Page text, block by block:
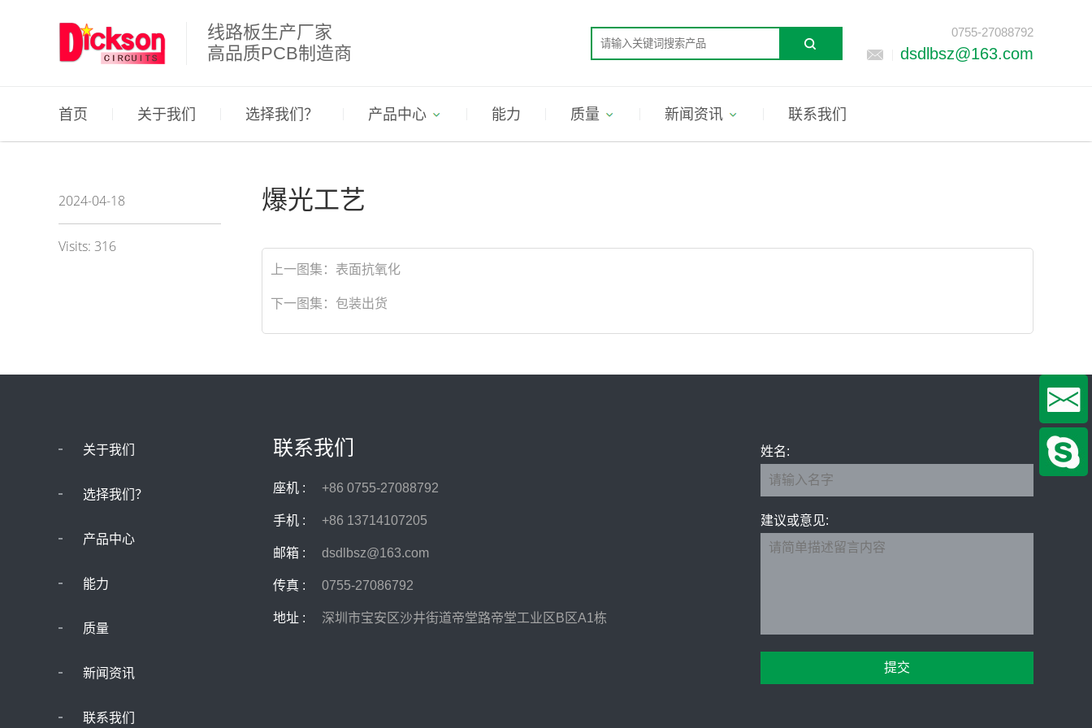
线路板生产厂家
高品质PCB制造商
0755-27088792
dsdlbsz@163.com
首页 关于我们 选择我们？ 产品中心 能力 质量 新闻资讯 联系我们
2024-04-18
Visits: 316
爆光工艺
上一图集： 表面抗氧化
下一图集： 包装出货
关于我们
选择我们？
产品中心
能力
质量
新闻资讯
联系我们
联系我们
座机 : +86 0755-27088792
手机 : +86 13714107205
邮箱 : dsdlbsz@163.com
传真 : 0755-27086792
地址 : 深圳市宝安区沙井街道帝堂路帝堂工业区B区A1栋
姓名:
建议或意见: